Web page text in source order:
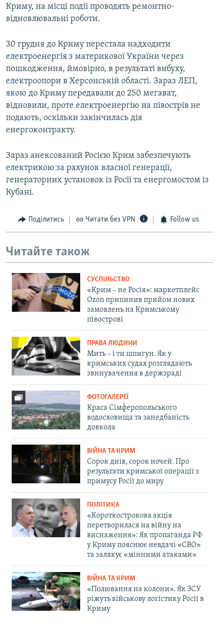
Криму, на місці події проводять ремонтно-
відновлювальні роботи.
30 грудня до Криму перестала надходити
електроенергія з материкової України через
пошкодження, ймовірно, в результаті вибуху,
електроопори в Херсонській області. Зараз ЛЕП,
якою до Криму передавали до 250 мегават,
відновили, проте електроенергію на півострів не
подають, оскільки закінчилась дія
енергоконтракту.
Зараз анексований Росією Крим забезпечують
електрикою за рахунок власної генерації,
генераторних установок із Росії та енергомостом із
Кубані.
Поділитись Читати без VPN Follow us
Читайте також
СУСПІЛЬСТВО
«Крим – не Росія»: маркетплейс
Ozon припинив прийом нових
замовлень на Кримському
півострові
ПРАВА ЛЮДИНИ
Мить – і ти шпигун. Як у
кримських судах розглядають
звинувачення в держзраді
ФОТОГАЛЕРЕЇ
Краса Сімферопольського
водосховища та занедбаність
довкола
ВІЙНА ТА КРИМ
Сорок днів, сорок ночей. Про
результати кримської операції з
примусу Росії до миру
ПОЛІТИКА
«Короткострокова акція
перетворилася на війну на
виснаження»: Як пропаганда РФ
у Криму пояснює невдачі «СВО»
та залякує «мінними атаками»
ВІЙНА ТА КРИМ
«Полювання на колони». Як ЗСУ
ріжуть військову логістику Росії в
Криму